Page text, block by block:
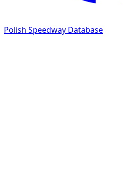
Polish Speedway Database